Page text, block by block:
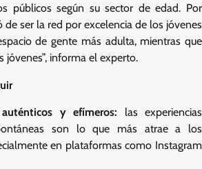
públicos según su sector de edad. Por
de ser la red por excelencia de los jóvenes
de gente más adulta, mientras que
jóvenes”, informa el experto.
y efímeros: las experiencias
son lo que más atrae a los
en plataformas como Instagram